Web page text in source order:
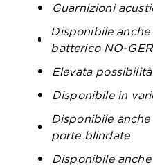
Guarnizioni
Disponibile
batterico NO-
Elevata
Disponibile in
Disponibile
porte blindate
Disponibile